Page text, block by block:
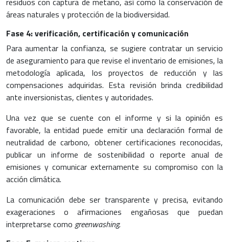
áreas naturales y protección de la biodiversidad.
Fase 4: verificación, certificación y comunicación
Para aumentar la confianza, se sugiere contratar un servicio
de aseguramiento para que revise el inventario de emisiones, la
metodología aplicada, los proyectos de reducción y las
compensaciones adquiridas. Esta revisión brinda credibilidad
ante inversionistas, clientes y autoridades.
Una vez que se cuente con el informe y si la opinión es
favorable, la entidad puede emitir una declaración formal de
neutralidad de carbono, obtener certificaciones reconocidas,
publicar un informe de sostenibilidad o reporte anual de
emisiones y comunicar externamente su compromiso con la
acción climática.
La comunicación debe ser transparente y precisa, evitando
exageraciones o afirmaciones engañosas que puedan
interpretarse como greenwashing.